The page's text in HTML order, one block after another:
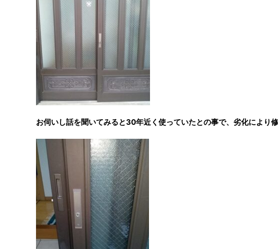
お伺いし話を聞いてみると30年近く使っていたとの事で、劣化により